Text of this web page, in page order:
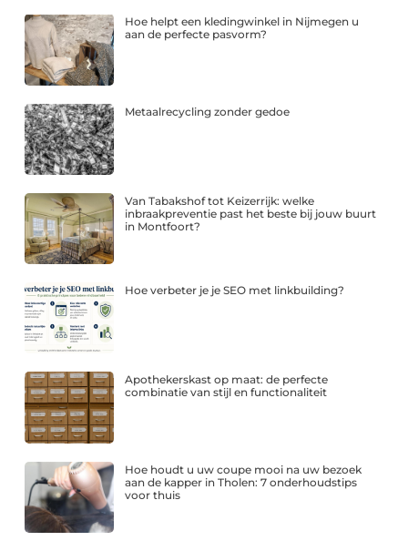
Hoe helpt een kledingwinkel in Nijmegen u
aan de perfecte pasvorm?
Metaalrecycling zonder gedoe
Van Tabakshof tot Keizerrijk: welke
inbraakpreventie past het beste bij jouw buurt
in Montfoort?
Hoe verbeter je je SEO met linkbuilding?
Apothekerskast op maat: de perfecte
combinatie van stijl en functionaliteit
Hoe houdt u uw coupe mooi na uw bezoek
aan de kapper in Tholen: 7 onderhoudstips
voor thuis